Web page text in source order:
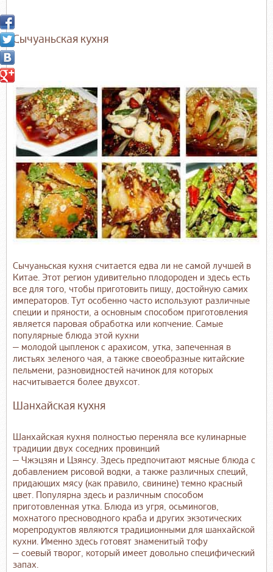
Сычуаньская кухня
Сычуаньская кухня считается едва ли не самой лучшей в
Китае. Этот регион удивительно плодороден и здесь есть
все для того, чтобы приготовить пищу, достойную самих
императоров. Тут особенно часто используют различные
специи и пряности, а основным способом приготовления
является паровая обработка или копчение. Самые
популярные блюда этой кухни
— молодой цыпленок с арахисом, утка, запеченная в
листьях зеленого чая, а также своеобразные китайские
пельмени, разновидностей начинок для которых
насчитывается более двухсот.
Шанхайская кухня
Шанхайская кухня полностью переняла все кулинарные
традиции двух соседних провинций
— Чжэцзян и Цзянсу. Здесь предпочитают мясные блюда с
добавлением рисовой водки, а также различных специй,
придающих мясу (как правило, свинине) темно красный
цвет. Популярна здесь и различным способом
приготовленная утка. Блюда из угря, осьминогов,
мохнатого пресноводного краба и других экзотических
морепродуктов являются традиционными для шанхайской
кухни. Именно здесь готовят знаменитый тофу
— соевый творог, который имеет довольно специфический
запах.